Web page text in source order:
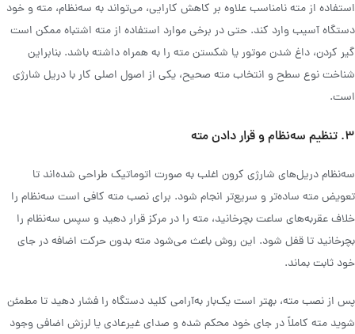
استفاده از مته نامناسب علاوه بر کاهش کارایی، می‌تواند به سه‌نظام، مته و خود
دستگاه آسیب وارد کند. حتی در برخی موارد استفاده از مته اشتباه ممکن است
گیر کردن، داغ شدن موتور یا شکستن مته را به همراه داشته باشد. بنابراین
شناخت نوع سطح و انتخاب مته صحیح، یکی از اصول اصلی کار با دریل شارژی
است.
۳. تنظیم سه‌نظام و قرار دادن مته
سه‌نظام دریل‌های شارژی کرون اغلب به صورت اتوماتیک طراحی شده‌اند تا
تعویض مته ساده‌تر و سریع‌تر انجام شود. برای نصب مته کافی است سه‌نظام را
خلاف عقربه‌های ساعت بچرخانید، مته را در مرکز قرار دهید و سپس سه‌نظام را
بچرخانید تا قفل شود. این روش باعث می‌شود مته بدون حرکت اضافه در جای
خود ثابت بماند.
پس از نصب مته، بهتر است یک‌بار به‌آرامی کلید دستگاه را فشار دهید تا مطمئن
شوید مته کاملاً در جای خود محکم شده و صدای غیرعادی یا لرزش اضافی وجود